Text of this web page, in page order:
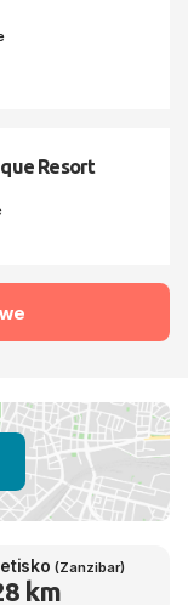
Resort
(Zanzibar)
km